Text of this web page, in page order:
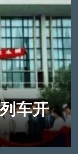
车开